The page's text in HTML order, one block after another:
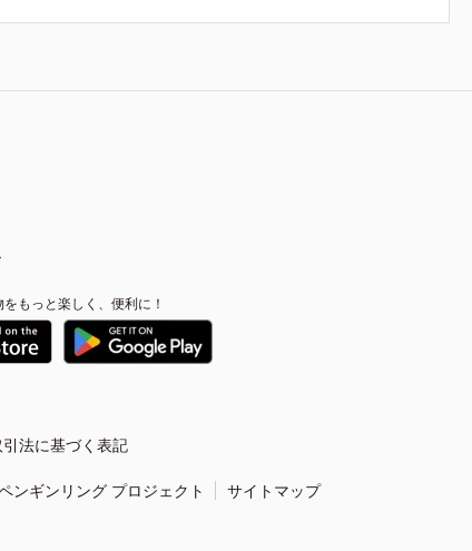
もっと楽しく、便利に！
法に基づく表記
ンギンリング プロジェクト サイトマップ